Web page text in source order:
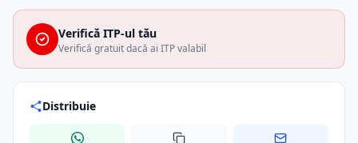
Verifică ITP-ul tău
Verifică gratuit dacă ai ITP valabil
Distribuie